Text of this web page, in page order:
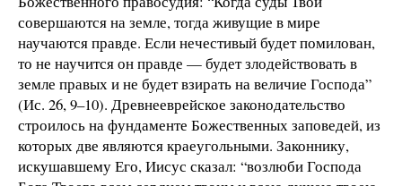
совершаются на земле, тогда живущие в мире
научаются правде. Если нечестивый будет помилован,
то не научится он правде — будет злодействовать в
земле правых и не будет взирать на величие Господа”
(Ис. 26, 9–10). Древнееврейское законодательство
строилось на фундаменте Божественных заповедей, из
которых две являются краеугольными. Законнику,
искушавшему Его, Иисус сказал: “возлюби Господа